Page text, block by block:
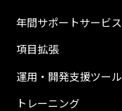
年間サポートサービス
項目拡張
運用・開発支援ツール
トレーニング